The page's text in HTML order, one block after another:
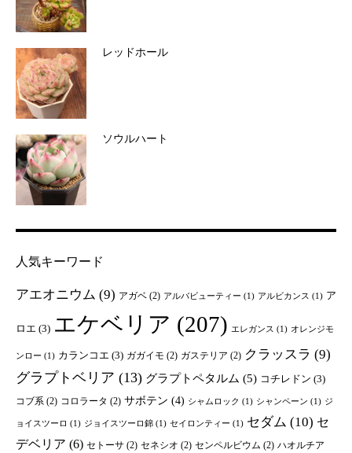
レッドホール
ソウルハート
人気キーワード
アエオニウム (9) アガベ (2) アルバビューティー (1) アルビカンス (1) ア
ロエ (3) エケベリア (207) エレガンス (1) オレンジモ
ンロー (1) カランコエ (3) ガガイモ (2) ガステリア (2) クラッスラ (9)
グラプトベリア (13) グラプトペタルム (5) コチレドン (3)
コブ系 (2) コロラータ (2) サボテン (4) シャムロック (1) シャンペーン (1) ジ
ョイスツーロ (1) ジョイスツーロ錦 (1) セイロンティー (1) セダム (10) セ
デベリア (6) セトーサ (2) セネシオ (2) センペルビウム (2) ハオルチア